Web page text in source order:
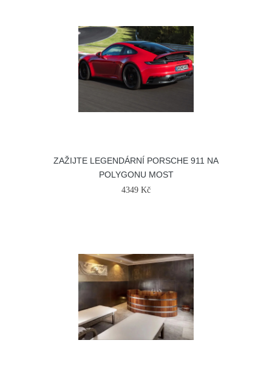
ZAŽIJTE LEGENDÁRNÍ PORSCHE 911 NA
POLYGONU MOST
4349 Kč